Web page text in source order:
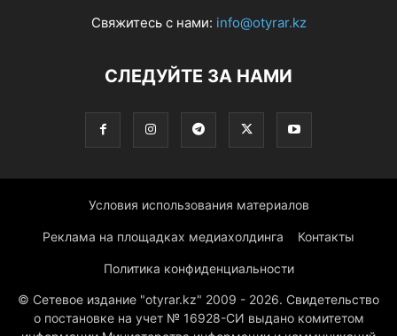
Свяжитесь с нами: info@otyrar.kz
СЛЕДУЙТЕ ЗА НАМИ
Условия использования материалов
Реклама на площадках медиахолдинга Контакты
Политика конфиденциальности
© Сетевое издание "otyrar.kz" 2009 - 2026. Свидетельство
о постановке на учет № 16928-СИ выдано комитетом